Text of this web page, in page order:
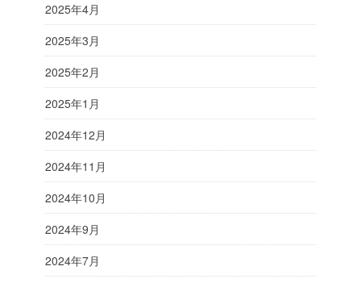
2025年4月
2025年3月
2025年2月
2025年1月
2024年12月
2024年11月
2024年10月
2024年9月
2024年7月